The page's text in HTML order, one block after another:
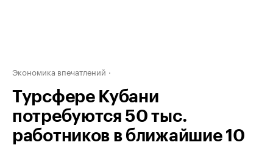
Экономика впечатлений
Турсфере Кубани
потребуются 50 тыс.
работников в ближайшие 10